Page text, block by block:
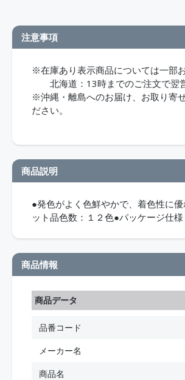
注意事項
※在庫あり表示商品については一部
北海道：13時までのご注文で翌
※沖縄・離島へのお届け、お取り寄
ださい。
商品説明
●発色がよく色鮮やかで、着色性に
ット品色数：１２色●パッケージ仕
商品情報
商品データ
品番コード
メーカー名
商品名